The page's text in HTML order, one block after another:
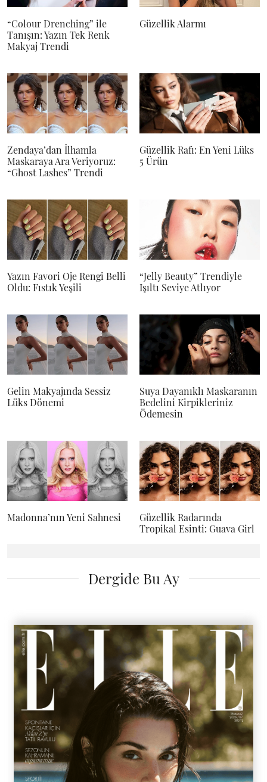
“Colour Drenching” ile
Tanışın: Yazın Tek Renk
Makyaj Trendi
Güzellik Alarmı
Zendaya’dan İlhamla
Maskaraya Ara Veriyoruz:
“Ghost Lashes” Trendi
Güzellik Rafı: En Yeni Lüks
5 Ürün
Yazın Favori Oje Rengi Belli
Oldu: Fıstık Yeşili
“Jelly Beauty” Trendiyle
Işıltı Seviye Atlıyor
Gelin Makyajında Sessiz
Lüks Dönemi
Suya Dayanıklı Maskaranın
Bedelini Kirpikleriniz
Ödemesin
Madonna’nın Yeni Sahnesi
Güzellik Radarında
Tropikal Esinti: Guava Girl
Dergide Bu Ay